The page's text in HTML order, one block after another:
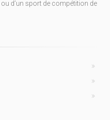
d’un sport de compétition de